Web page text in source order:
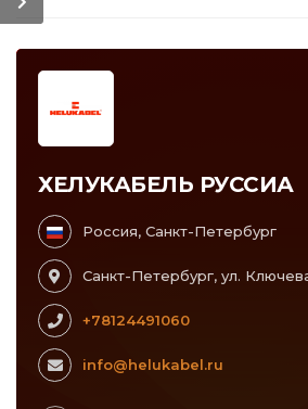
ХЕЛУКАБЕЛЬ РУССИА
Россия, Санкт-Петербург
Санкт-Петербург, ул.
+78124491060
info@helukabel.ru